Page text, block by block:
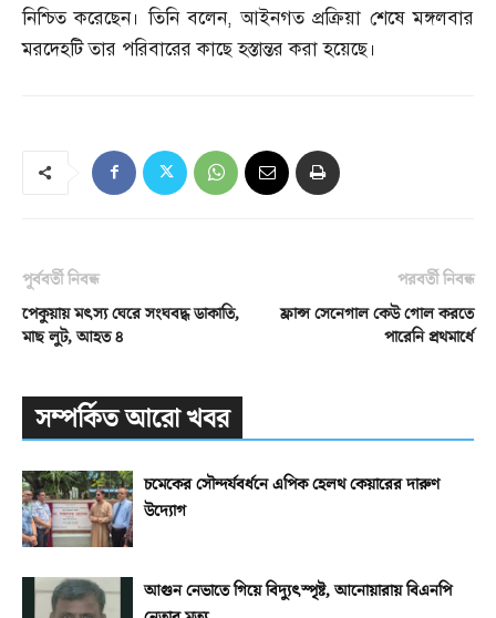
নিশ্চিত করেছেন। তিনি বলেন,আইনগত প্রক্রিয়া শেষে মঙ্গলবার
মরদেহটি তার পরিবারের কাছে হস্তান্তর করা হয়েছে।
পূর্ববর্তী নিবন্ধ
‎পেকুয়ায় মৎস্য ঘেরে সংঘবদ্ধ ডাকাতি,
মাছ লুট, আহত ৪
পরবর্তী নিবন্ধ
ফ্রান্স সেনেগাল কেউ গোল করতে
পারেনি প্রথমার্ধে
সম্পর্কিত আরো খবর
চমেকের সৌন্দর্যবর্ধনে এপিক হেলথ কেয়ারের দারুণ
উদ্যোগ
আগুন নেভাতে গিয়ে বিদ্যুৎস্পৃষ্ট, আনোয়ারায় বিএনপি